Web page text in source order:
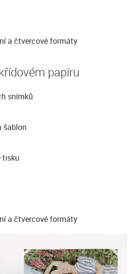
a čtvercové formáty
papíru
snímků
šablon
tisku
a čtvercové formáty